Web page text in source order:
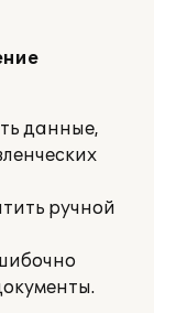
данные,
ручной